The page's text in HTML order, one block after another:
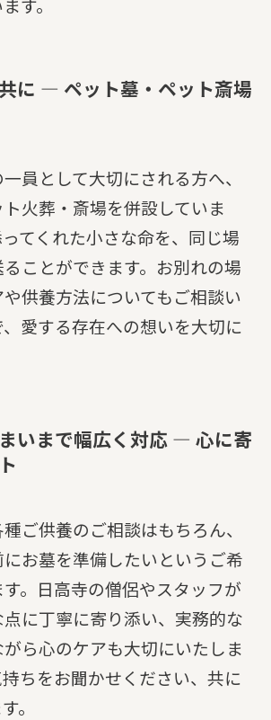
に — ペット墓・ペット斎場
員として大切にされる方へ、
火葬・斎場を併設していま
てくれた小さな命を、同じ場
ことができます。お別れの場
供養方法についてもご相談い
愛する存在への想いを大切に
いまで幅広く対応 — 心に寄
ご供養のご相談はもちろん、
お墓を準備したいというご希
。日高寺の僧侶やスタッフが
に丁寧に寄り添い、実務的な
ら心のケアも大切にいたしま
ちをお聞かせください、共に
。